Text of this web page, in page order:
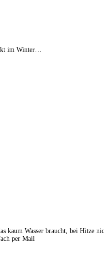
im Winter…
kaum Wasser braucht, bei Hitze
per Mail